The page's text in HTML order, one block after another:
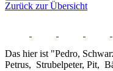
Zurück zur Übersicht
Das hier ist "Pedro,
Petrus, Strubelpeter, Pit,